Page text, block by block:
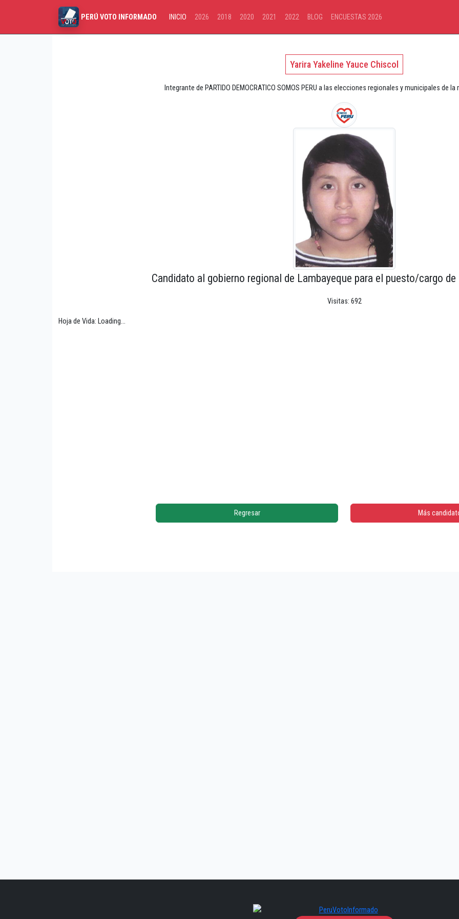
PERÚ VOTO INFORMADO INICIO 2026 2018 2020 2021 2022 BLOG ENCUESTAS 2026
Yarira Yakeline Yauce Chiscol
Integrante de PARTIDO DEMOCRATICO SOMOS PERU a las elecciones regionales y municipales de
Candidato al gobierno regional de Lambayeque para el puesto/cargo
Visitas: 692
Hoja de Vida: Loading...
Regresar Más